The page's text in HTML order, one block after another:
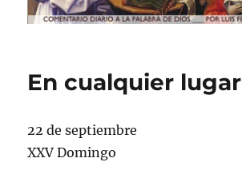
En cualquier lugar
22 de septiembre
XXV Domingo